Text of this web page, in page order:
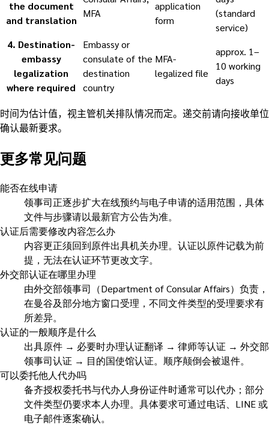
the document
and translation
MFA
application
form
(standard
service)
4. Destination-
embassy
legalization
where required
Embassy or
consulate of the
destination
country
MFA-
legalized file
approx. 1–
10 working
days
时间为估计值，视主管机关排队情况而定。递交前请向接收单位
确认最新要求。
更多常见问题
能否在线申请
领事司正逐步扩大在线预约与电子申请的适用范围，具体
文件与步骤请以最新官方公告为准。
认证后需要修改内容怎么办
内容更正须回到原件出具机关办理。认证以原件记载为前
提，无法在认证环节更改文字。
外交部认证在哪里办理
由外交部领事司（Department of Consular Affairs）负责，
在曼谷及部分地方窗口受理，不同文件类型的受理要求有
所差异。
认证的一般顺序是什么
出具原件 → 必要时办理认证翻译 → 律师等认证 → 外交部
领事司认证 → 目的国使馆认证。顺序颠倒会被退件。
可以委托他人代办吗
备齐授权委托书与代办人身份证件时通常可以代办；部分
文件类型仍要求本人办理。具体要求可通过电话、LINE 或
电子邮件逐案确认。